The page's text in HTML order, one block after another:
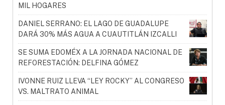
MIL HOGARES
DANIEL SERRANO: EL LAGO DE GUADALUPE
DARÁ 30% MÁS AGUA A CUAUTITLÁN IZCALLI
SE SUMA EDOMÉX A LA JORNADA NACIONAL DE
REFORESTACIÓN: DELFINA GÓMEZ
IVONNE RUIZ LLEVA “LEY ROCKY” AL CONGRESO
VS. MALTRATO ANIMAL